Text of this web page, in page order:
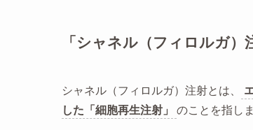
「シャネル（フィロルガ）
シャネル（フィロルガ）注射とは、
した「細胞再生注射」
のことを指しま